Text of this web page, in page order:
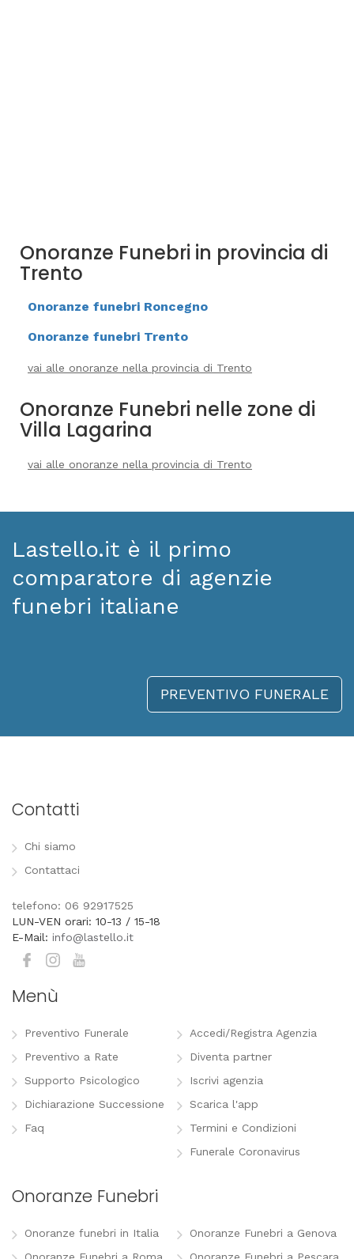
Onoranze Funebri in provincia di
Trento
Onoranze funebri Roncegno
Onoranze funebri Trento
vai alle onoranze nella provincia di Trento
Onoranze Funebri nelle zone di
Villa Lagarina
vai alle onoranze nella provincia di Trento
Lastello.it è il primo
comparatore di agenzie
funebri italiane
PREVENTIVO FUNERALE
Contatti
Chi siamo
Contattaci
telefono: 06 92917525
LUN-VEN orari: 10-13 / 15-18
E-Mail: info@lastello.it
Menù
Preventivo Funerale
Preventivo a Rate
Supporto Psicologico
Dichiarazione Successione
Faq
Accedi/Registra Agenzia
Diventa partner
Iscrivi agenzia
Scarica l'app
Termini e Condizioni
Funerale Coronavirus
Onoranze Funebri
Onoranze funebri in Italia
Onoranze Funebri a Genova